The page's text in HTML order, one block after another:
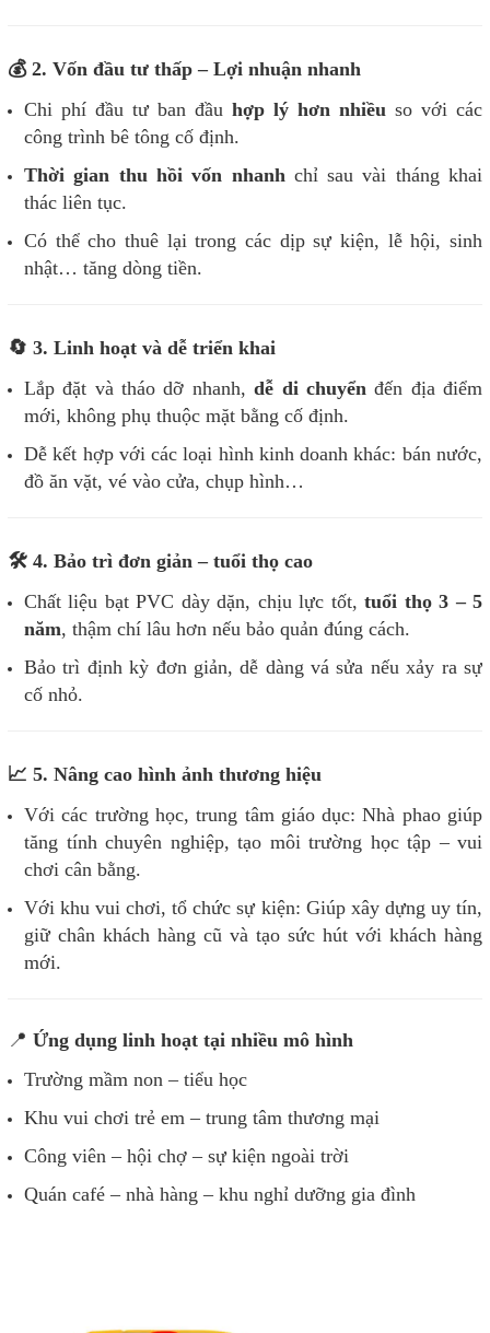
💰 2. Vốn đầu tư thấp – Lợi nhuận nhanh
Chi phí đầu tư ban đầu hợp lý hơn nhiều so với các
công trình bê tông cố định.
Thời gian thu hồi vốn nhanh chỉ sau vài tháng khai
thác liên tục.
Có thể cho thuê lại trong các dịp sự kiện, lễ hội, sinh
nhật… tăng dòng tiền.
🔄 3. Linh hoạt và dễ triển khai
Lắp đặt và tháo dỡ nhanh,dễ di chuyển đến địa điểm
mới, không phụ thuộc mặt bằng cố định.
Dễ kết hợp với các loại hình kinh doanh khác: bán nước,
đồ ăn vặt, vé vào cửa, chụp hình…
🛠️ 4. Bảo trì đơn giản – tuổi thọ cao
Chất liệu bạt PVC dày dặn, chịu lực tốt,tuổi thọ 3 – 5
năm, thậm chí lâu hơn nếu bảo quản đúng cách.
Bảo trì định kỳ đơn giản, dễ dàng vá sửa nếu xảy ra sự
cố nhỏ.
📈 5. Nâng cao hình ảnh thương hiệu
Với các trường học, trung tâm giáo dục: Nhà phao giúp
tăng tính chuyên nghiệp, tạo môi trường học tập – vui
chơi cân bằng.
Với khu vui chơi, tổ chức sự kiện: Giúp xây dựng uy tín,
giữ chân khách hàng cũ và tạo sức hút với khách hàng
mới.
📍 Ứng dụng linh hoạt tại nhiều mô hình
Trường mầm non – tiểu học
Khu vui chơi trẻ em – trung tâm thương mại
Công viên – hội chợ – sự kiện ngoài trời
Quán café – nhà hàng – khu nghỉ dưỡng gia đình